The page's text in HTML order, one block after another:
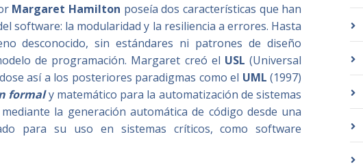
Margaret Hamilton poseía dos características que han
software: la modularidad y la resiliencia a errores. Hasta
desconocido, sin estándares ni patrones de diseño
de programación. Margaret creó el USL (Universal
así a los posteriores paradigmas como el UML (1997)
formaly matemático para la automatización de sistemas
la generación automática de código desde una
para su uso en sistemas críticos, como software